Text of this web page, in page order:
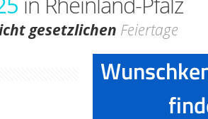
gesetzlichen Feiertage